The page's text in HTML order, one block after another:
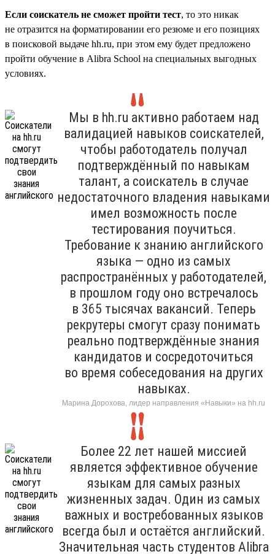
Если соискатель не сможет пройти тест, то это никак
не отразится на форматировании его резюме и его позициях
в поисковой выдаче hh.ru, при этом ему будет предложено
пройти обучение в Alibra School на специальных выгодных
условиях.
Мы в hh.ru активно работаем над
валидацией навыков соискателей,
чтобы работодатель получал
подтверждённый по навыкам
талант, а соискатель в случае
недостаточного владения навыками
имел возможность после
тестирования поучиться.
Требование к знанию английского
языка — одно из самых
распространённых у работодателей,
в прошлом году оно встречалось
в 365 тысячах вакансий. Теперь
рекрутеры смогут сразу понимать
реально подтверждённые знания
кандидатов и сосредоточиться
во время собеседования на других
навыках.
Марина Дорохова, лидер направления «Навыки» на hh.ru
Более 22 лет нашей миссией
является эффективное обучение
языкам для самых разных
жизненных задач. Один из самых
важных и востребованных языков
всегда был и остаётся английский.
Значительная часть студентов Alibra